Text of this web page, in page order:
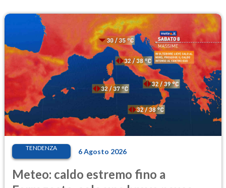
TENDENZA 6 Agosto 2026
Meteo: caldo estremo fino a